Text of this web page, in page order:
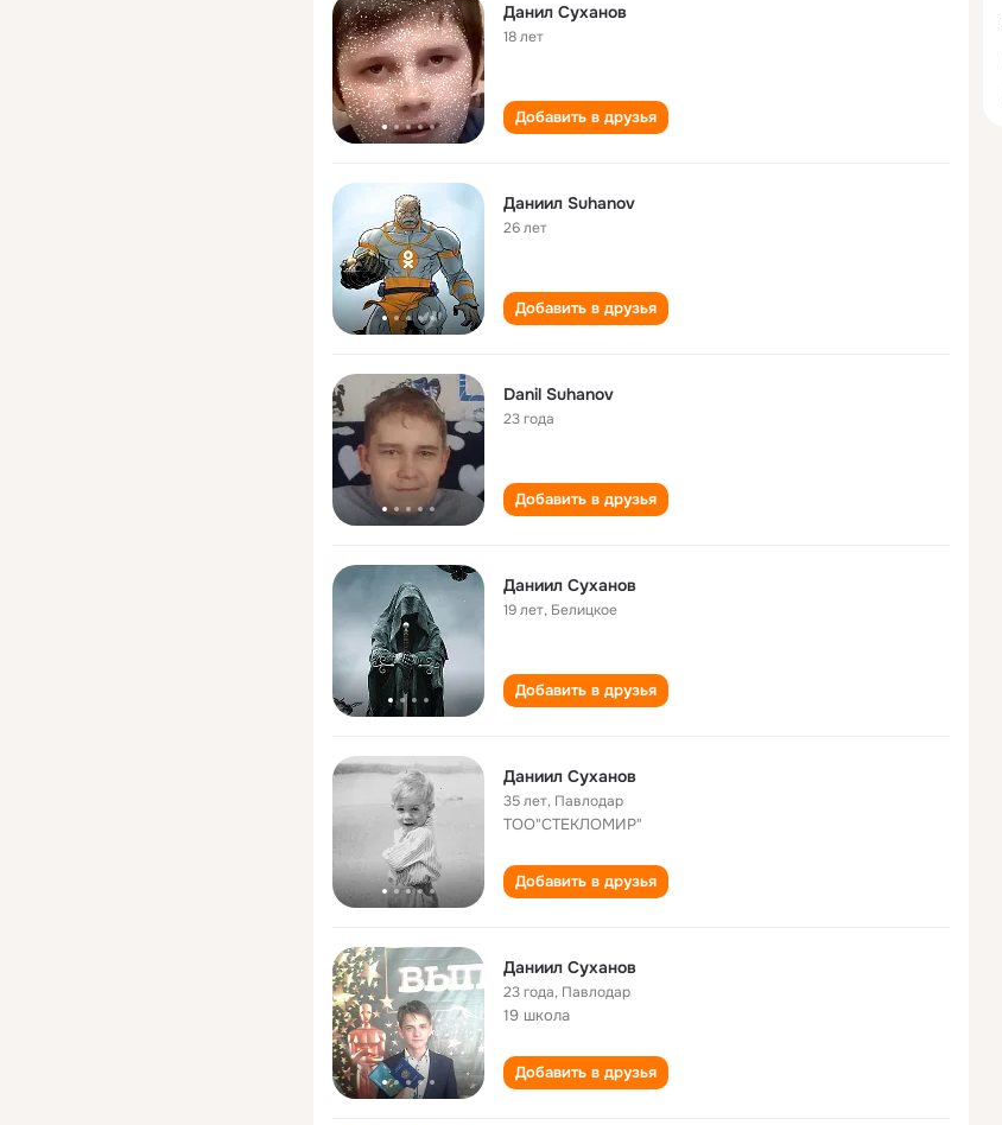
Данил Суханов
18 лет
Добавить в друзья
Даниил Suhanov
26 лет
Добавить в друзья
Danil Suhanov
23 года
Добавить в друзья
Даниил Суханов
19 лет, Белицкое
Добавить в друзья
Даниил Суханов
35 лет, Павлодар
ТОО"СТЕКЛОМИР"
Добавить в друзья
Даниил Суханов
23 года, Павлодар
19 школа
Добавить в друзья